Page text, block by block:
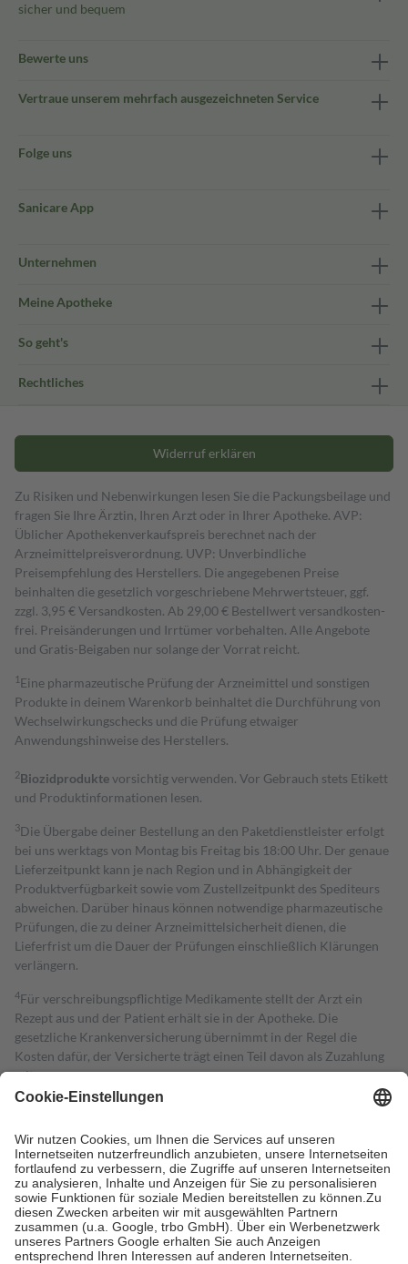
sicher und bequem
Bewerte uns
Vertraue unserem mehrfach ausgezeichneten Service
Folge uns
Sanicare App
Unternehmen
Meine Apotheke
So geht's
Rechtliches
Widerruf erklären
Zu Risiken und Nebenwirkungen lesen Sie die Packungsbeilage und
fragen Sie Ihre Ärztin, Ihren Arzt oder in Ihrer Apotheke. AVP:
Üblicher Apothekenverkaufspreis berechnet nach der
Arzneimittelpreisverordnung. UVP: Unverbindliche
Preisempfehlung des Herstellers. Die angegebenen Preise
beinhalten die gesetzlich vorgeschriebene Mehrwertsteuer, ggf.
zzgl. 3,95 € Versandkosten. Ab 29,00 € Bestell­wert versand­kosten­
frei. Preisänderungen und Irrtümer vorbehalten. Alle Angebote
und Gratis-Beigaben nur solange der Vorrat reicht.
1 Eine pharmazeutische Prüfung der Arzneimittel und sonstigen
Produkte in deinem Warenkorb beinhaltet die Durchführung von
Wechselwirkungschecks und die Prüfung etwaiger
Anwendungshinweise des Herstellers.
2Biozidproduktevorsichtig verwenden. Vor Gebrauch stets Etikett
und Produktinformationen lesen.
3Die Übergabe deiner Bestellung an den Paketdienstleister erfolgt
bei uns werktags von Montag bis Freitag bis 18:00 Uhr. Der genaue
Lieferzeitpunkt kann je nach Region und in Abhängigkeit der
Produktverfügbarkeit sowie vom Zustellzeitpunkt des Spediteurs
abweichen. Darüber hinaus können notwendige pharmazeutische
Prüfungen, die zu deiner Arzneimittelsicherheit dienen, die
Lieferfrist um die Dauer der Prüfungen einschließlich Klärungen
verlängern.
4Für verschreibungspflichtige Medikamente stellt der Arzt ein
Rezept aus und der Patient erhält sie in der Apotheke. Die
gesetzliche Krankenversicherung übernimmt in der Regel die
Kosten dafür, der Versicherte trägt einen Teil davon als Zuzahlung
mit.
Grundsätzlich leisten Mitglieder Zuzahlungen in Höhe von zehn
höchstens zehn Euro.
Es sind jedoch nie mehr als die tatsächlichen
Kosten der Leistung zu entrichten.
Diese Regeln gelten grundsätzlich auch für Online-Apotheken.
Bei Heilmitteln und häuslicher Krankenpflege beträgt die
Zuzahlung zehn Prozent der Kosten sowie zehn Euro je
Verordnung.
Um das Engagement der Versicherten für ihre eigene Gesundheit zu